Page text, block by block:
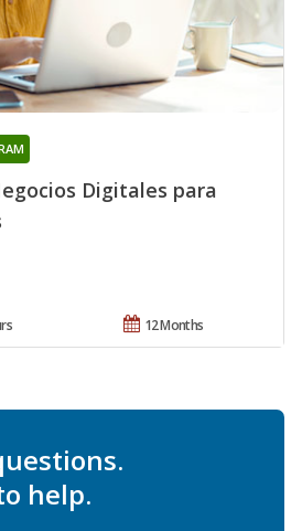
Digitales para
12 Months
help.